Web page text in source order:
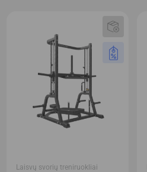
Laisvų svorių treniruokliai